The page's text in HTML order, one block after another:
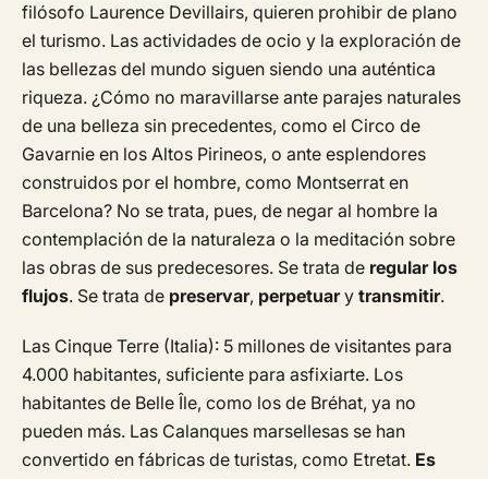
filósofo Laurence Devillairs, quieren prohibir de plano
el turismo. Las actividades de ocio y la exploración de
las bellezas del mundo siguen siendo una auténtica
riqueza. ¿Cómo no maravillarse ante parajes naturales
de una belleza sin precedentes, como el Circo de
Gavarnie en los Altos Pirineos, o ante esplendores
construidos por el hombre, como Montserrat en
Barcelona? No se trata, pues, de negar al hombre la
contemplación de la naturaleza o la meditación sobre
las obras de sus predecesores. Se trata de regular los
flujos. Se trata de preservar, perpetuary transmitir.
Las Cinque Terre (Italia): 5 millones de visitantes para
4.000 habitantes, suficiente para asfixiarte. Los
habitantes de Belle Île, como los de Bréhat, ya no
pueden más. Las Calanques marsellesas se han
convertido en fábricas de turistas, como Etretat. Es